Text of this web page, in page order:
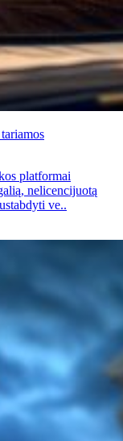
platformai
nelicencijuotą
ve..